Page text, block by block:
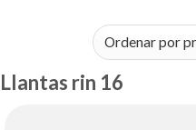
Llantas rin 16